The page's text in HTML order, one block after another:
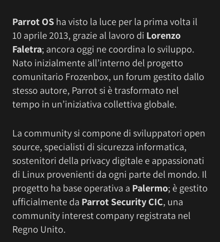
Parrot OSha visto la luce per la prima volta il
10 aprile 2013, grazie al lavoro di Lorenzo
Faletra; ancora oggi ne coordina lo sviluppo.
Nato inizialmente all’interno del progetto
comunitario Frozenbox, un forum gestito dallo
stesso autore, Parrot si è trasformato nel
tempo in un’iniziativa collettiva globale.
La community si compone di sviluppatori open
source, specialisti di sicurezza informatica,
sostenitori della privacy digitale e appassionati
di Linux provenienti da ogni parte del mondo. Il
progetto ha base operativa a Palermo; è gestito
ufficialmente da Parrot Security CIC, una
community interest company registrata nel
Regno Unito.